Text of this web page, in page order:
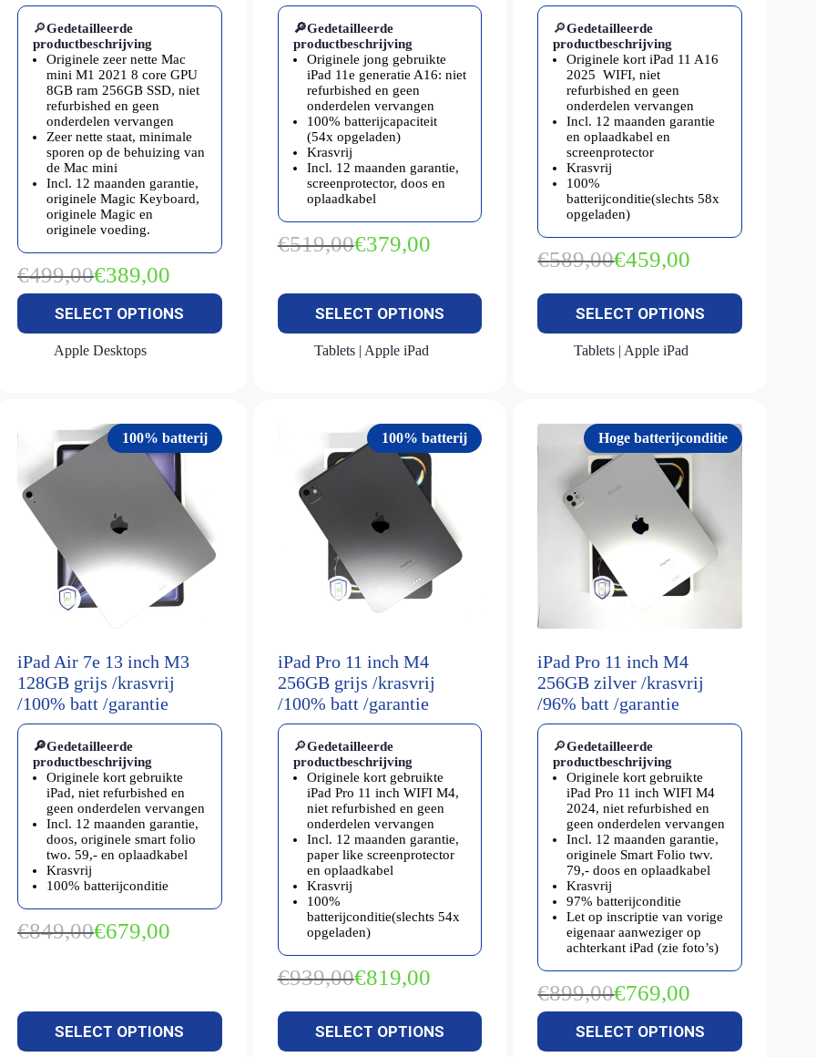
🔎Gedetailleerde
productbeschrijving
Originele zeer nette Mac
mini M1 2021 8 core GPU
8GB ram 256GB SSD, niet
refurbished en geen
onderdelen vervangen
Zeer nette staat, minimale
sporen op de behuizing van
de Mac mini
Incl. 12 maanden garantie,
originele Magic Keyboard,
originele Magic en
originele voeding.
€499,00Oorspronkelijke
prijs
was:
€499,00.
€389,00
Huidige
prijs
is:
€389,00.
SELECT OPTIONS
Apple Desktops
🔎Gedetailleerde
productbeschrijving
Originele jong gebruikte
iPad 11e generatie A16: niet
refurbished en geen
onderdelen vervangen
100% batterijcapaciteit
(54x opgeladen)
Krasvrij
Incl. 12 maanden garantie,
screenprotector, doos en
oplaadkabel
€519,00Oorspronkelijke
€379,00
Huidige
SELECT OPTIONS
Tablets | Apple iPad
🔎Gedetailleerde
productbeschrijving
Originele kort iPad 11 A16
2025 WIFI, niet
refurbished en geen
onderdelen vervangen
Incl. 12 maanden garantie
en oplaadkabel en
screenprotector
Krasvrij
100%
batterijconditie(slechts 58x
opgeladen)
€589,00Oorspronkelijke
was:
€589,00.
€459,00
Huidige
is:
€459,00.
SELECT OPTIONS
Tablets | Apple iPad
100% batterij
iPad Air 7e 13 inch M3
128GB grijs /krasvrij
/100% batt /garantie
🔎Gedetailleerde
productbeschrijving
Originele kort gebruikte
iPad, niet refurbished en
geen onderdelen vervangen
Incl. 12 maanden garantie,
doos, originele smart folio
two. 59,- en oplaadkabel
Krasvrij
100% batterijconditie
€849,00Oorspronkelijke
€679,00
Huidige
SELECT OPTIONS
100% batterij
iPad Pro 11 inch M4
256GB grijs /krasvrij
/100% batt /garantie
🔎Gedetailleerde
productbeschrijving
Originele kort gebruikte
iPad Pro 11 inch WIFI M4,
niet refurbished en geen
onderdelen vervangen
Incl. 12 maanden garantie,
paper like screenprotector
en oplaadkabel
Krasvrij
100%
batterijconditie(slechts 54x
opgeladen)
€939,00Oorspronkelijke
was:
€939,00.
€819,00
Huidige
is:
€819,00.
SELECT OPTIONS
Hoge batterijconditie
iPad Pro 11 inch M4
256GB zilver /krasvrij
/96% batt /garantie
🔎Gedetailleerde
productbeschrijving
Originele kort gebruikte
iPad Pro 11 inch WIFI M4
2024, niet refurbished en
geen onderdelen vervangen
Incl. 12 maanden garantie,
originele Smart Folio twv.
79,- doos en oplaadkabel
Krasvrij
97% batterijconditie
Let op inscriptie van vorige
eigenaar aanweziger op
achterkant iPad (zie foto’s)
€899,00Oorspronkelijke
prijs
was:
€899,00.
€769,00
Huidige
prijs
is:
€769,00.
SELECT OPTIONS